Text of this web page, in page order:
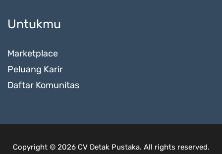
Untukmu
Marketplace
Peluang Karir
Daftar Komunitas
Copyright © 2026 CV Detak Pustaka. All rights reserved.